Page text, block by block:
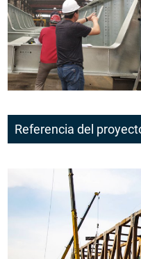
Referencia del